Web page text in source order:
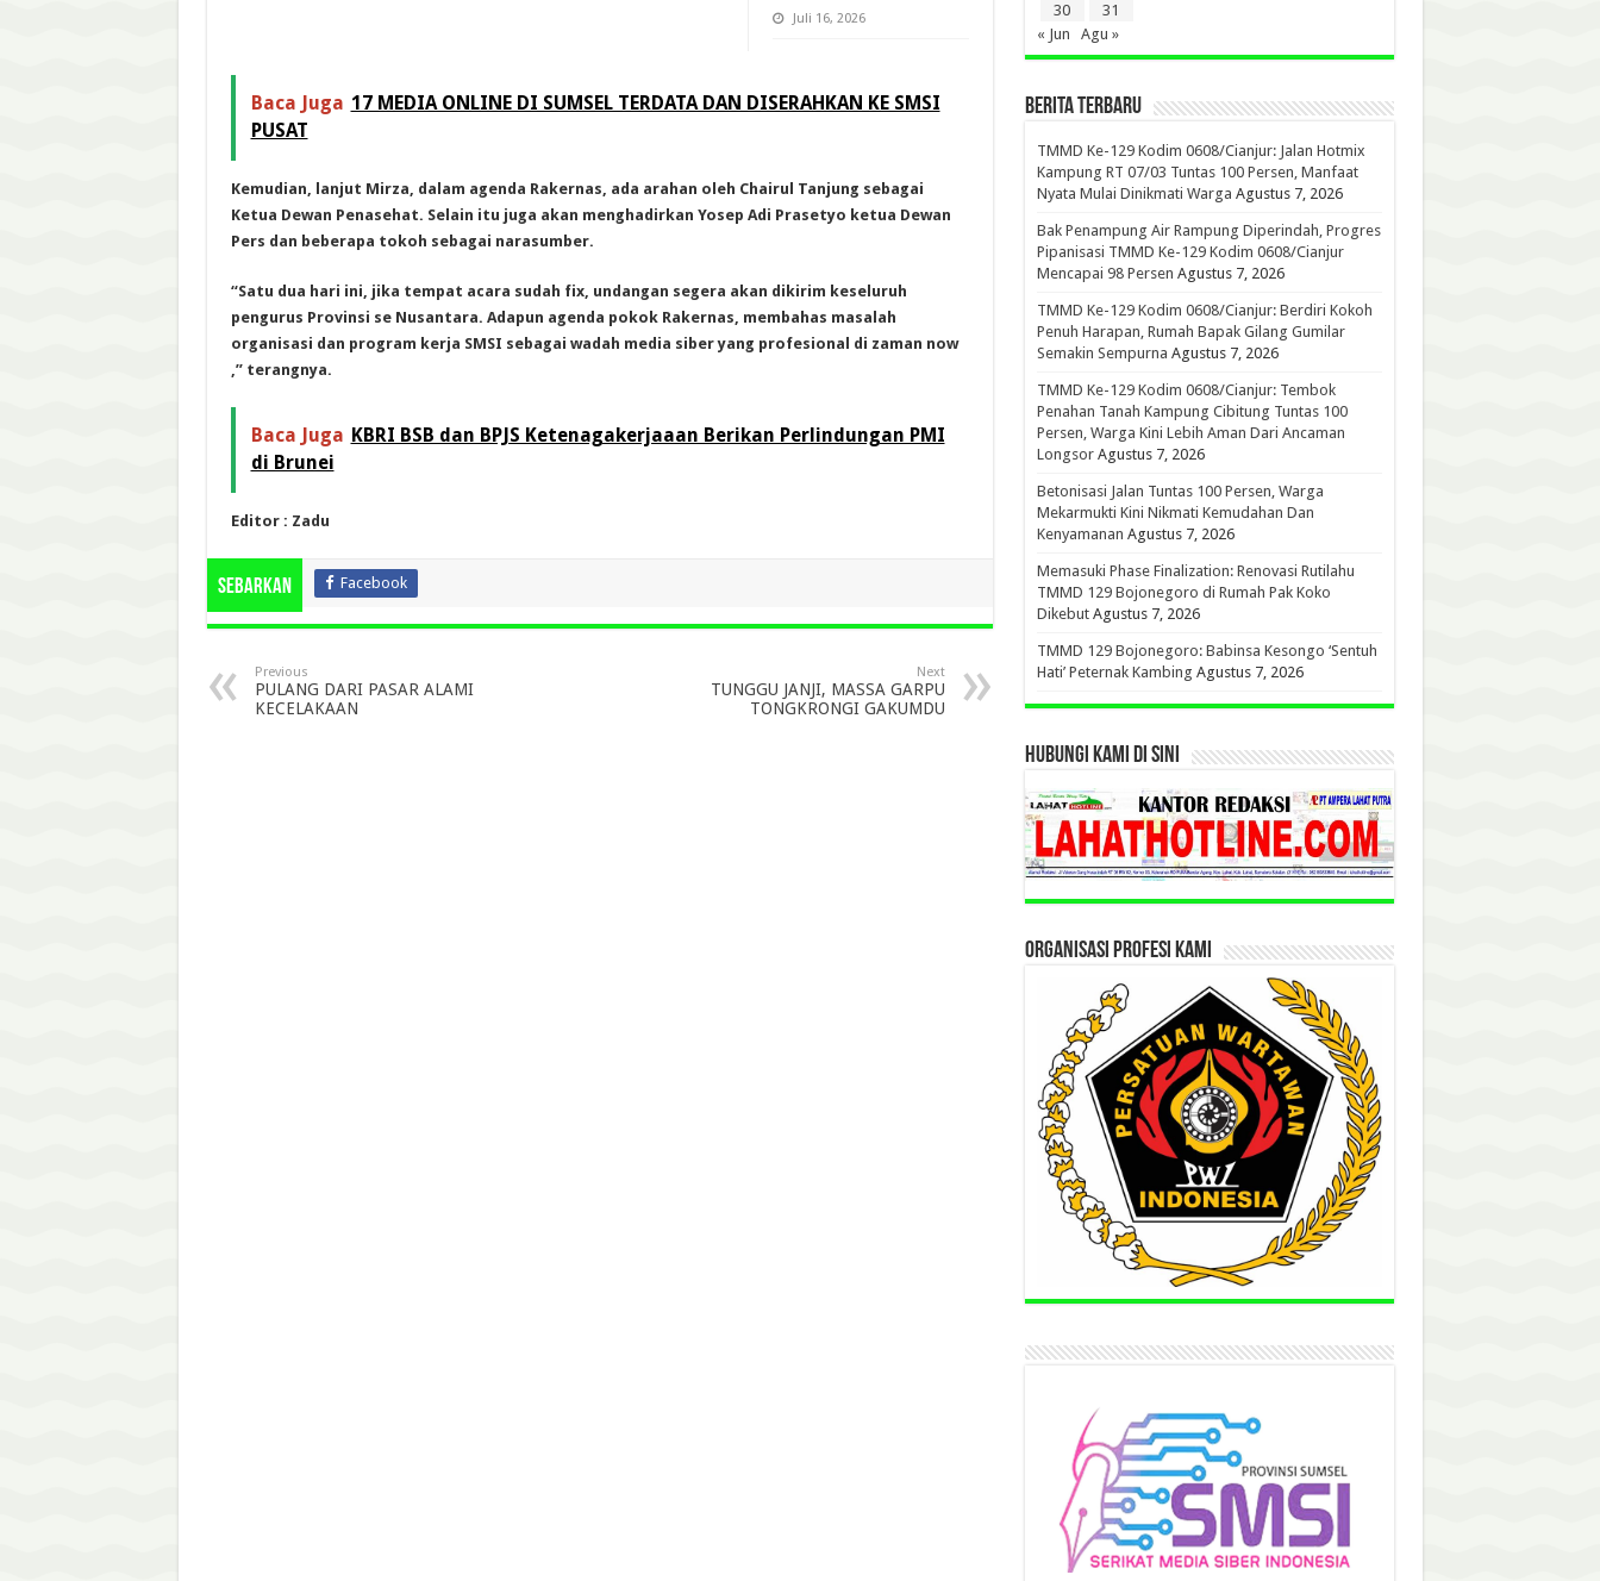
Juli 16, 2026
Baca Juga 17 MEDIA ONLINE DI SUMSEL TERDATA DAN DISERAHKAN KE SMSI
PUSAT
Kemudian, lanjut Mirza, dalam agenda Rakernas, ada arahan oleh Chairul Tanjung sebagai
Ketua Dewan Penasehat. Selain itu juga akan menghadirkan Yosep Adi Prasetyo ketua Dewan
Pers dan beberapa tokoh sebagai narasumber.
“Satu dua hari ini, jika tempat acara sudah fix, undangan segera akan dikirim keseluruh
pengurus Provinsi se Nusantara. Adapun agenda pokok Rakernas, membahas masalah
organisasi dan program kerja SMSI sebagai wadah media siber yang profesional di zaman now
,” terangnya.
Baca Juga KBRI BSB dan BPJS Ketenagakerjaaan Berikan Perlindungan PMI
di Brunei
Editor : Zadu
Sebarkan Facebook
Previous
PULANG DARI PASAR ALAMI
KECELAKAAN
Next
TUNGGU JANJI, MASSA GARPU
TONGKRONGI GAKUMDU
30
31
« Jun
Agu »
BERITA TERBARU
TMMD Ke-129 Kodim 0608/Cianjur: Jalan Hotmix
Kampung RT 07/03 Tuntas 100 Persen, Manfaat
Nyata Mulai Dinikmati Warga Agustus 7, 2026
Bak Penampung Air Rampung Diperindah, Progres
Pipanisasi TMMD Ke-129 Kodim 0608/Cianjur
Mencapai 98 Persen Agustus 7, 2026
TMMD Ke-129 Kodim 0608/Cianjur: Berdiri Kokoh
Penuh Harapan, Rumah Bapak Gilang Gumilar
Semakin Sempurna Agustus 7, 2026
TMMD Ke-129 Kodim 0608/Cianjur: Tembok
Penahan Tanah Kampung Cibitung Tuntas 100
Persen, Warga Kini Lebih Aman Dari Ancaman
Longsor Agustus 7, 2026
Betonisasi Jalan Tuntas 100 Persen, Warga
Mekarmukti Kini Nikmati Kemudahan Dan
Kenyamanan Agustus 7, 2026
Memasuki Phase Finalization: Renovasi Rutilahu
TMMD 129 Bojonegoro di Rumah Pak Koko
Dikebut Agustus 7, 2026
TMMD 129 Bojonegoro: Babinsa Kesongo ‘Sentuh
Hati’ Peternak Kambing Agustus 7, 2026
HUBUNGI KAMI DI SINI
ORGANISASI PROFESI KAMI